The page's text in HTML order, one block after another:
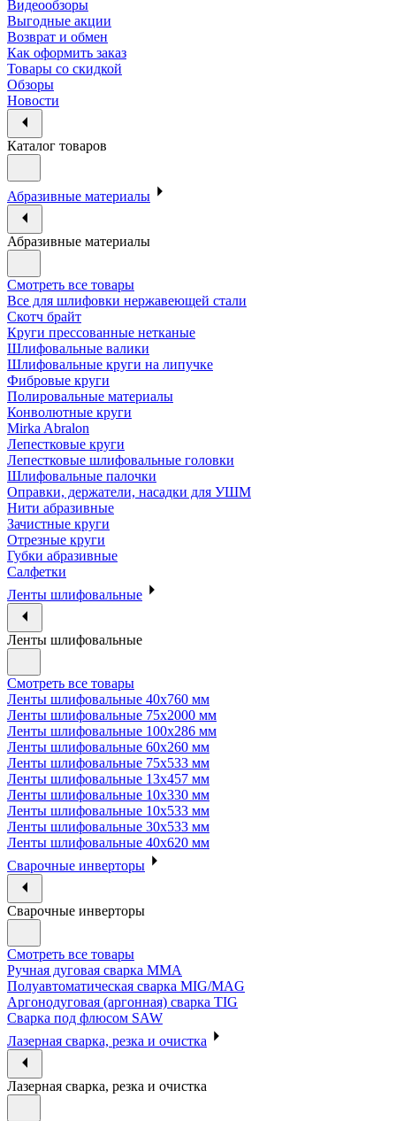
Видеообзоры
Выгодные акции
Возврат и обмен
Как оформить заказ
Товары со скидкой
Обзоры
Новости
Каталог товаров
Абразивные материалы
Абразивные материалы
Смотреть все товары
Все для шлифовки нержавеющей стали
Скотч брайт
Круги прессованные нетканые
Шлифовальные валики
Шлифовальные круги на липучке
Фибровые круги
Полировальные материалы
Конволютные круги
Mirka Abralon
Лепестковые круги
Лепестковые шлифовальные головки
Шлифовальные палочки
Оправки, держатели, насадки для УШМ
Нити абразивные
Зачистные круги
Отрезные круги
Губки абразивные
Салфетки
Ленты шлифовальные
Ленты шлифовальные
Смотреть все товары
Ленты шлифовальные 40х760 мм
Ленты шлифовальные 75х2000 мм
Ленты шлифовальные 100х286 мм
Ленты шлифовальные 60х260 мм
Ленты шлифовальные 75х533 мм
Ленты шлифовальные 13х457 мм
Ленты шлифовальные 10х330 мм
Ленты шлифовальные 10х533 мм
Ленты шлифовальные 30х533 мм
Ленты шлифовальные 40х620 мм
Сварочные инверторы
Сварочные инверторы
Смотреть все товары
Ручная дуговая сварка MMA
Полуавтоматическая сварка MIG/MAG
Аргонодуговая (аргонная) сварка TIG
Сварка под флюсом SAW
Лазерная сварка, резка и очистка
Лазерная сварка, резка и очистка